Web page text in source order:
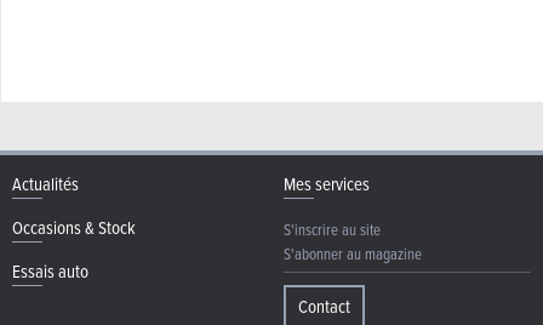
Actualités
Occasions & Stock
Essais auto
Mes services
S'inscrire au site
S'abonner au magazine
Contact